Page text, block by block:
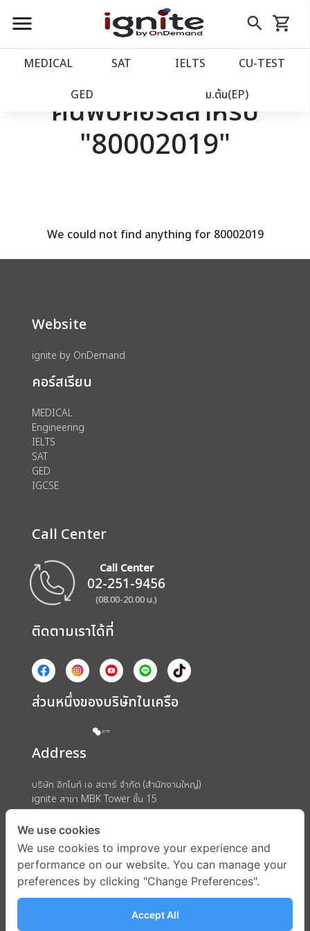
close
account_balance หน้าแรก
เว็บไซต์อิกไนท์
โปรโมชั่น
assignment ลงทะเบียน
menu search
Skip
to
shopping_cart
รถเข็น
MEDICAL SAT IELTS CU‑TEST
GED ม.ต้น(EP)
ค้นพบคอร์สสำหรับ
"80002019"
We could not find anything for 80002019
Website
ignite by OnDemand
คอร์สเรียน
MEDICAL
Engineering
IELTS
SAT
GED
IGCSE
Call Center
Call Center
02-251-9456
(08.00-20.00 น.)
ติดตามเราได้ที่
ส่วนหนึ่งของบริษัทในเครือ
Address
บริษัท อิกไนท์ เอ สตาร์ จำกัด (สำนักงานใหญ่)
ignite สาขา MBK Tower ชั้น 15
ถนนพญาไท แขวงวังใหม่ เขตปทุมวัน กรุงเทพมหานคร 10330
We use cookies
We use cookies to improve your experience and
performance on our website. You can manage your
preferences by clicking "Change Preferences".
Accept All